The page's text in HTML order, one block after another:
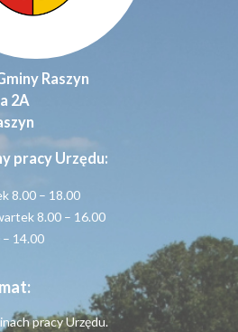
Raszyn
2A
pracy Urzędu:
8.00 – 18.00
8.00 – 16.00
14.00
pracy Urzędu.